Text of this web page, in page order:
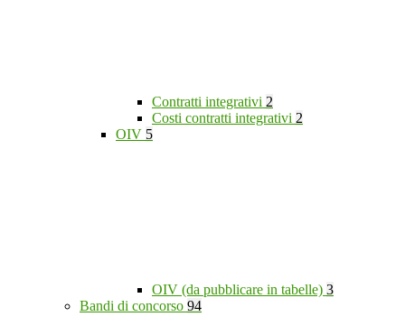
Contratti integrativi 2
Costi contratti integrativi 2
OIV 5
OIV (da pubblicare in tabelle) 3
Bandi di concorso 94